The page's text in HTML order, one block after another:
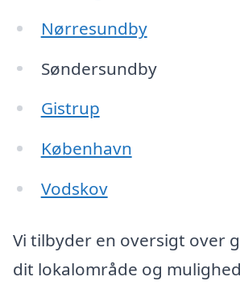
Nørresundby
Søndersundby
Gistrup
København
Vodskov
Vi tilbyder en oversigt over
dit lokalområde og